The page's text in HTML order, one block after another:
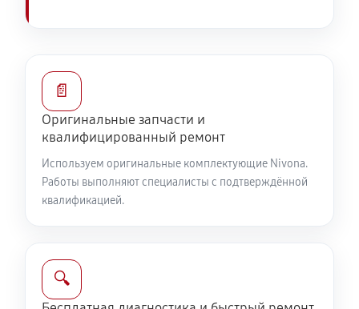
📄
Оригинальные запчасти и
квалифицированный ремонт
Используем оригинальные комплектующие Nivona.
Работы выполняют специалисты с подтверждённой
квалификацией.
🔍